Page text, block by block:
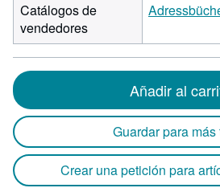
Catálogos de
vendedores
Añadir al
Guardar para más
Crear una petición para